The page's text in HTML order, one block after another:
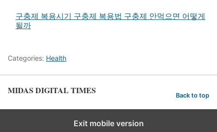
구충제 복용시기 구충제 복용법 구충제 안먹으면 어떻게
될까
Categories: Health
MIDAS DIGITAL TIMES Back to top
Exit mobile version